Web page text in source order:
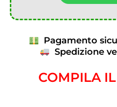
Pagamento
Spedizione
COMPILA